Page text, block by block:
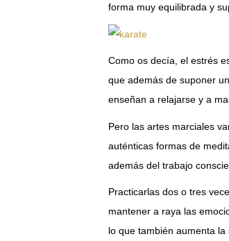
forma muy equilibrada y
Como os decía, el estrés
que además de suponer
enseñan a relajarse y a
Pero las artes marciales
auténticas formas de
además del trabajo
Practicarlas dos o tres
mantener a raya las
lo que también aumenta